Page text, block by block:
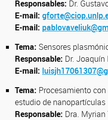
Responsables: Dr.
E-mail:
E-mail:
Tema: Sensores
Responsable: Dr. Joaquín
E-mail:
Tema: Procesamiento
estudio de nanopartículas
Responsable: Dra. Myrian